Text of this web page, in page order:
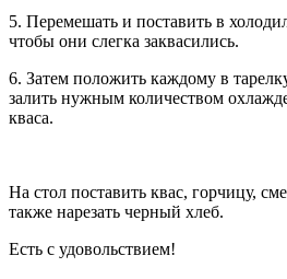
5. Перемешать и поставить в
чтобы они слегка заквасились.
6. Затем положить каждому в
залить нужным количеством
кваса.
На стол поставить квас, горчицу,
также нарезать черный хлеб.
Есть с удовольствием!